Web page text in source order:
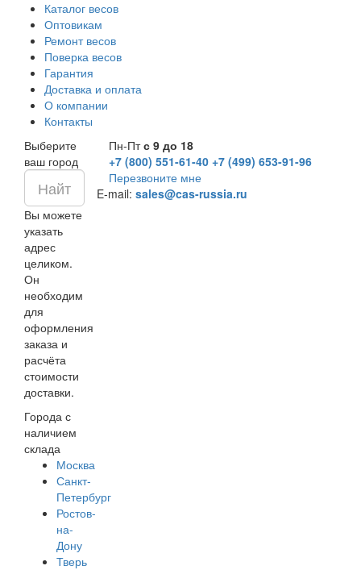
Каталог весов
Оптовикам
Ремонт весов
Поверка весов
Гарантия
Доставка и оплата
О компании
Контакты
Выберите
ваш город
Вы можете
указать
адрес
целиком.
Он
необходим
для
оформления
заказа и
расчёта
стоимости
доставки.
Города с
наличием
склада
Москва
Санкт-
Петербург
Ростов-
на-
Дону
Тверь
Пн-Птс 9 до 18
+7 (800) 551-61-40 +7 (499) 653-91-96
Перезвоните мне
E-mail: sales@cas-russia.ru